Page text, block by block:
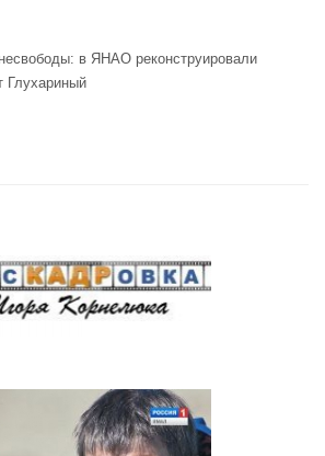
в ЯНАО реконструировали
Глухариный